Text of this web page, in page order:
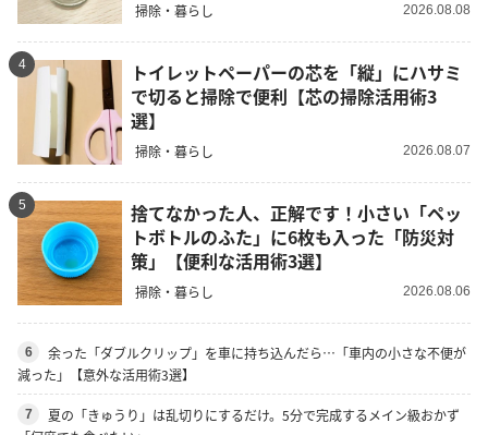
掃除・暮らし 2026.08.08
4
トイレットペーパーの芯を「縦」にハサミ
で切ると掃除で便利【芯の掃除活用術3
選】
掃除・暮らし 2026.08.07
5
捨てなかった人、正解です！小さい「ペッ
トボトルのふた」に6枚も入った「防災対
策」【便利な活用術3選】
掃除・暮らし 2026.08.06
6
余った「ダブルクリップ」を車に持ち込んだら…「車内の小さな不便が
減った」【意外な活用術3選】
7
夏の「きゅうり」は乱切りにするだけ。5分で完成するメイン級おかず